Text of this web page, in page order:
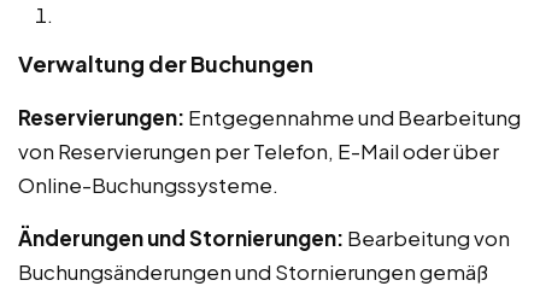
Verwaltung der Buchungen
Reservierungen: Entgegennahme und Bearbeitung
von Reservierungen per Telefon, E-Mail oder über
Online-Buchungssysteme.
Änderungen und Stornierungen: Bearbeitung von
Buchungsänderungen und Stornierungen gemäß